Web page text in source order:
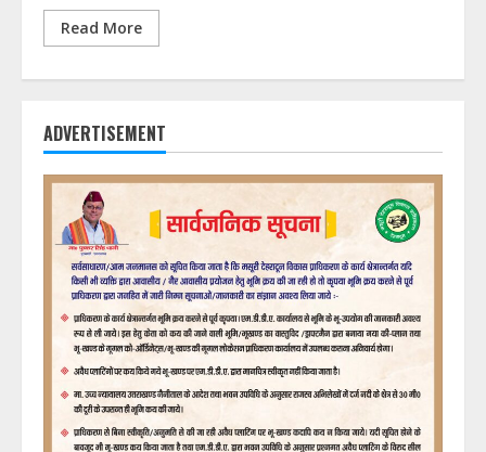
Read More
ADVERTISEMENT